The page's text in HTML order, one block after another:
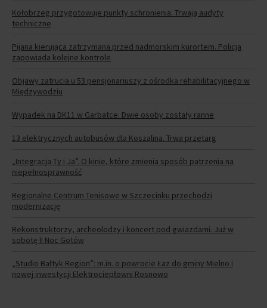
Kołobrzeg przygotowuje punkty schronienia. Trwają audyty
techniczne
Pijana kierująca zatrzymana przed nadmorskim kurortem. Policja
zapowiada kolejne kontrole
Objawy zatrucia u 53 pensjonariuszy z ośrodka rehabilitacyjnego w
Międzywodziu
Wypadek na DK11 w Garbatce. Dwie osoby zostały ranne
13 elektrycznych autobusów dla Koszalina. Trwa przetarg
„Integracja Ty i Ja”. O kinie, które zmienia sposób patrzenia na
niepełnosprawność
Regionalne Centrum Tenisowe w Szczecinku przechodzi
modernizację
Rekonstruktorzy, archeolodzy i koncert pod gwiazdami. Już w
sobotę II Noc Gotów
„Studio Bałtyk Region”: m.in. o powrocie Łaz do gminy Mielno i
nowej inwestycji Elektrociepłowni Rosnowo